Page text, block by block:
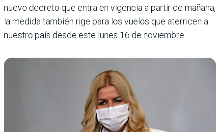
nuevo decreto que entra en vigencia a partir de mañana,
la medida también rige para los vuelos que aterricen a
nuestro país desde este lunes 16 de noviembre.